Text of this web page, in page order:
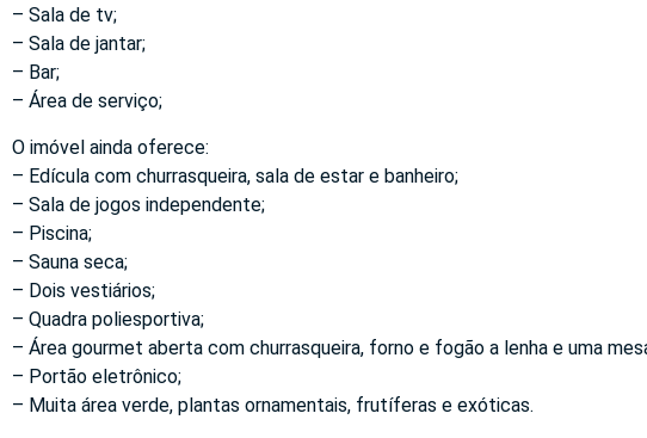
– Sala de tv;
– Sala de jantar;
– Bar;
– Área de serviço;
O imóvel ainda oferece:
– Edícula com churrasqueira, sala de estar e banheiro;
– Sala de jogos independente;
– Piscina;
– Sauna seca;
– Dois vestiários;
– Quadra poliesportiva;
– Área gourmet aberta com churrasqueira, forno e fogão a lenha e uma
– Portão eletrônico;
– Muita área verde, plantas ornamentais, frutíferas e exóticas.